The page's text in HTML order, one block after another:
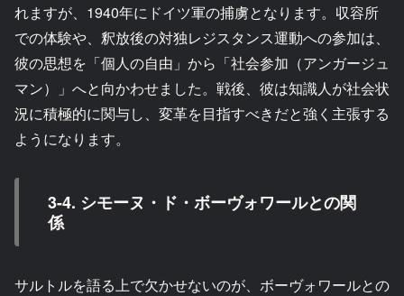
れますが、1940年にドイツ軍の捕虜となります。収容所
での体験や、釈放後の対独レジスタンス運動への参加は、
彼の思想を「個人の自由」から「社会参加（アンガージュ
マン）」へと向かわせました。戦後、彼は知識人が社会状
況に積極的に関与し、変革を目指すべきだと強く主張する
ようになります。
3-4. シモーヌ・ド・ボーヴォワールとの関
係
サルトルを語る上で欠かせないのが、ボーヴォワールとの